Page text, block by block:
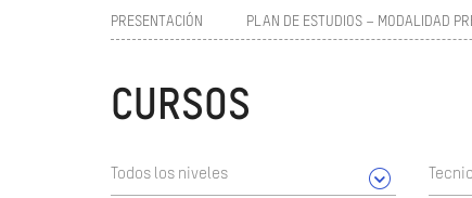
PRESENTACIÓN PLAN DE ESTUDIOS – MODALIDAD
CURSOS
Todos los niveles